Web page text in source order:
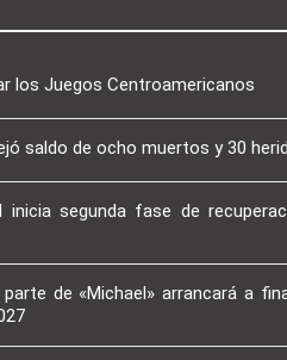
los Juegos Centroamericanos
saldo de ocho muertos y 30
inicia segunda fase de
de «Michael» arrancará a